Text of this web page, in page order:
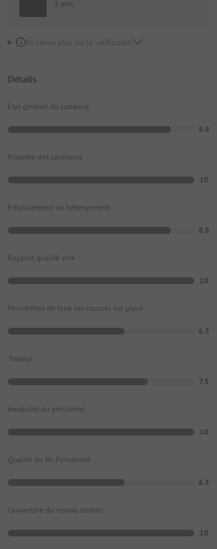
2 avis
En savoir plus sur la vérification
Détails
État général du camping
8.8
Propreté des sanitaires
10
Emplacement ou hébergement
8.8
Rapport qualité-prix
10
Possibilités de faire ses courses sur place
6.3
Traiteur
7.5
Amabilité du personnel
10
Qualité du Wi-Fi/Internet
6.3
Couverture du réseau mobile
10